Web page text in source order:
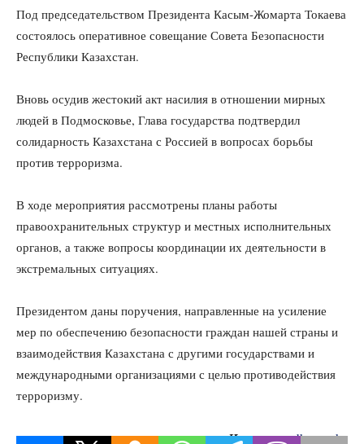
Под председательством Президента Касым-Жомарта Токаева
состоялось оперативное совещание Совета Безопасности
Республики Казахстан.
Вновь осудив жестокий акт насилия в отношении мирных
людей в Подмосковье, Глава государства подтвердил
солидарность Казахстана с Россией в вопросах борьбы
против терроризма.
В ходе мероприятия рассмотрены планы работы
правоохранительных структур и местных исполнительных
органов, а также вопросы координации их деятельности в
экстремальных ситуациях.
Президентом даны поручения, направленные на усиление
мер по обеспечению безопасности граждан нашей страны и
взаимодействия Казахстана с другими государствами и
международными организациями с целью противодействия
терроризму.
Источник: dknews.kz